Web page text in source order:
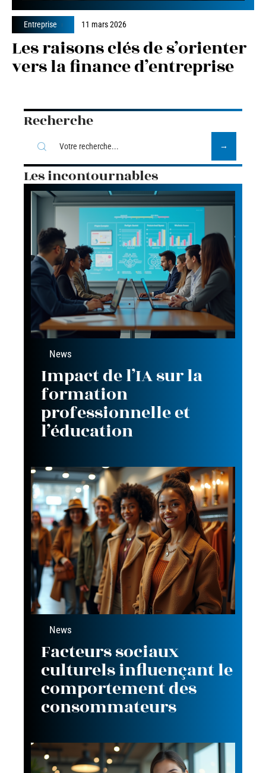
Entreprise 11 mars 2026
Les raisons clés de s’orienter
vers la finance d’entreprise
Recherche
Les incontournables
News
Impact de l’IA sur la
formation
professionnelle et
l’éducation
News
Facteurs sociaux
culturels influençant le
comportement des
consommateurs